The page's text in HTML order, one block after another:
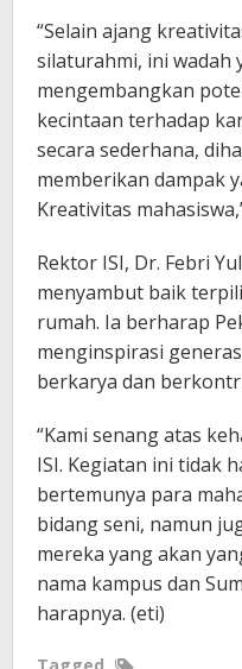
“Selain ajang
silaturahmi, ini wadah
mengembangkan
kecintaan terhadap
secara sederhana,
memberikan dampak
Kreativitas
Rektor ISI, Dr. Febri
menyambut baik
rumah. Ia berharap
menginspirasi
berkarya dan
“Kami senang atas
ISI. Kegiatan ini tidak
bertemunya para
bidang seni, namun
mereka yang akan
nama kampus dan
harapnya. (eti)
Tagged